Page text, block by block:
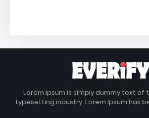
Lorem Ipsum is simply dummy text of
typesetting industry. Lorem Ipsum has